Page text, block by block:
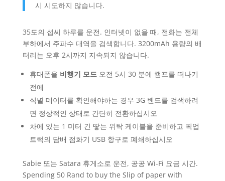
시 시도하지 않습니다.
35도의 섭씨 하루를 운전. 인터넷이 없을 때, 전화는 전체
부하에서 주파수 대역을 검색합니다. 3200mAh 용량의 배
터리는 오후 2시까지 지속되지 않습니다.
휴대폰을 비행기 모드오전 5시 30 분에 캠프를 떠나기
전에
식별 데이터를 확인해야하는 경우 3G 밴드를 검색하려
면 정상적인 상태로 간단히 전환하십시오
차에 있는 1 미터 긴 땋는 위탁 케이블을 준비하고 픽업
트럭의 담배 점화기 USB 항구로 폐쇄하십시오
Sabie 또는 Satara 휴게소로 운전, 공공 Wi-Fi 요금 시간.
Spending 50 Rand to buy the Slip of paper with